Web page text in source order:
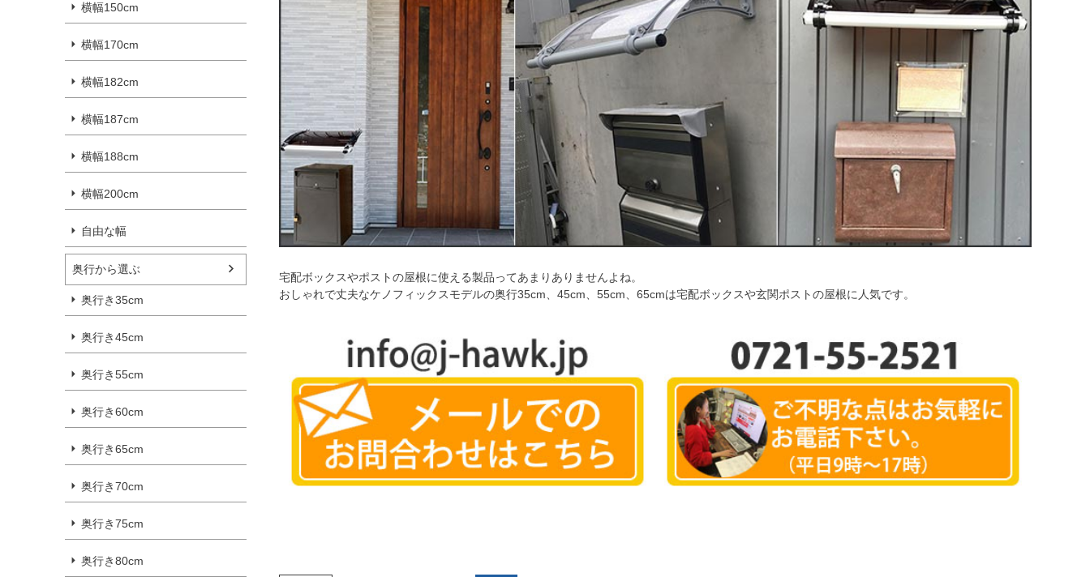
横幅150cm
横幅170cm
横幅182cm
横幅187cm
横幅188cm
横幅200cm
自由な幅
奥行から選ぶ
奥行き35cm
奥行き45cm
奥行き55cm
奥行き60cm
奥行き65cm
奥行き70cm
奥行き75cm
奥行き80cm
宅配ボックスやポストの屋根に使える製品ってあまりありませんよね。
おしゃれで丈夫なケノフィックスモデルの奥行35cm、45cm、55cm、65cmは宅配ボックスや玄関ポストの屋根に人気です。